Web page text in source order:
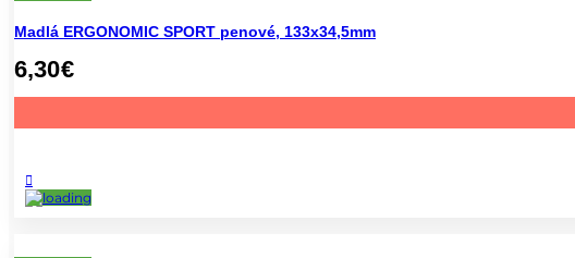
Madlá ERGONOMIC SPORT penové, 133x34,5mm
6,30€